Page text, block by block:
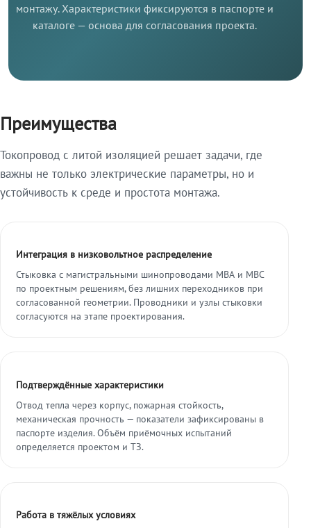
монтажу. Характеристики фиксируются в паспорте и
каталоге — основа для согласования проекта.
Преимущества
Токопровод с литой изоляцией решает задачи, где
важны не только электрические параметры, но и
устойчивость к среде и простота монтажа.
Интеграция в низковольтное распределение
Стыковка с магистральными шинопроводами МВА и МВС
по проектным решениям, без лишних переходников при
согласованной геометрии. Проводники и узлы стыковки
согласуются на этапе проектирования.
Подтверждённые характеристики
Отвод тепла через корпус, пожарная стойкость,
механическая прочность — показатели зафиксированы в
паспорте изделия. Объём приёмочных испытаний
определяется проектом и ТЗ.
Работа в тяжёлых условиях